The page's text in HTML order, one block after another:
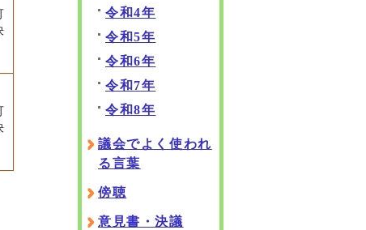
令和4年
令和5年
令和6年
令和7年
令和8年
議会でよく使われ
る言葉
傍聴
意見書・決議